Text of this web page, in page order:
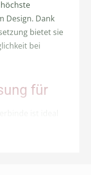
Design. Dank
bietet sie
bei
für
Pflegekräfte
und